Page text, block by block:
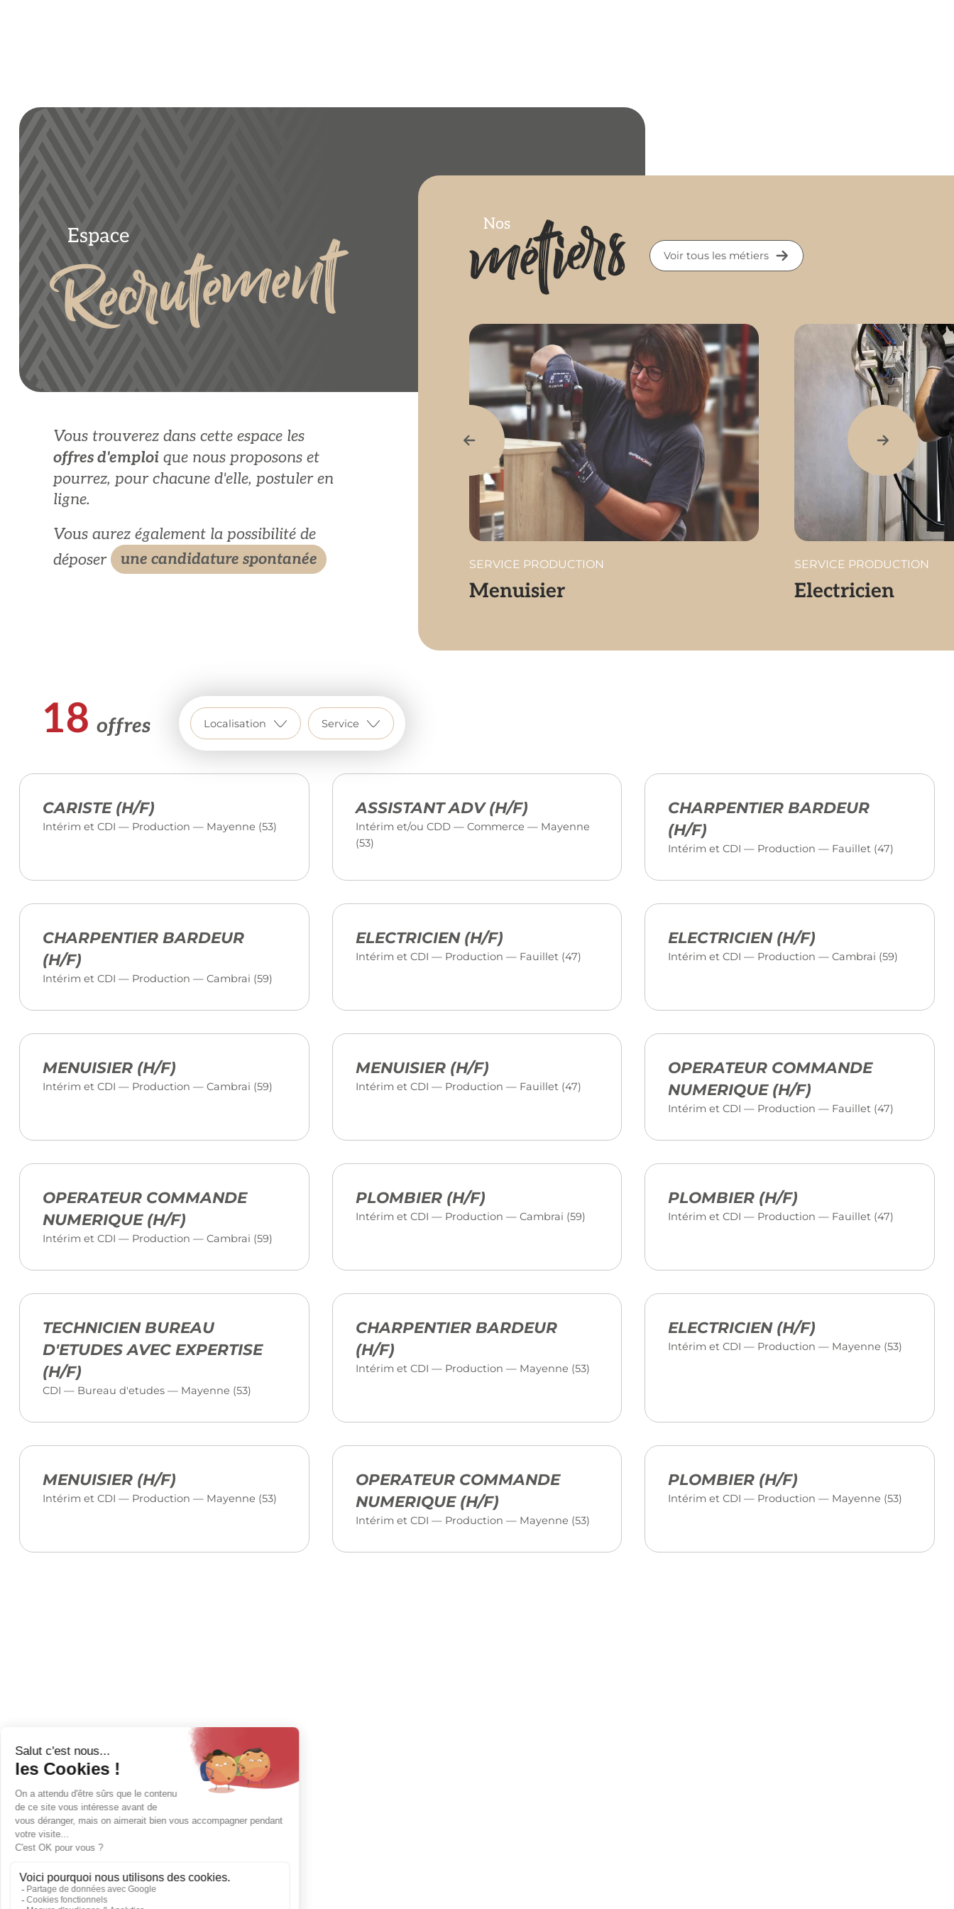
Espace
Recrutement
Vous trouverez dans cette espace les
offres d'emploique nous proposons et
pourrez, pour chacune d'elle, postuler en
ligne.
Vous aurez également la possibilité de
déposer
une candidature spontanée
Nos
métiers Voir tous les métiers
SERVICE PRODUCTION
Menuisier
SERVICE PRODUCTION
Electricien
18 offres Localisation Service
CARISTE (H/F)
Intérim et CDI — Production — Mayenne (53)
ASSISTANT ADV (H/F)
Intérim et/ou CDD — Commerce — Mayenne
(53)
CHARPENTIER BARDEUR
(H/F)
Intérim et CDI — Production — Fauillet (47)
CHARPENTIER BARDEUR
(H/F)
Intérim et CDI — Production — Cambrai (59)
ELECTRICIEN (H/F)
Intérim et CDI — Production — Fauillet (47)
ELECTRICIEN (H/F)
Intérim et CDI — Production — Cambrai (59)
MENUISIER (H/F)
Intérim et CDI — Production — Cambrai (59)
MENUISIER (H/F)
Intérim et CDI — Production — Fauillet (47)
OPERATEUR COMMANDE
NUMERIQUE (H/F)
Intérim et CDI — Production — Fauillet (47)
OPERATEUR COMMANDE
NUMERIQUE (H/F)
Intérim et CDI — Production — Cambrai (59)
PLOMBIER (H/F)
Intérim et CDI — Production — Cambrai (59)
PLOMBIER (H/F)
Intérim et CDI — Production — Fauillet (47)
TECHNICIEN BUREAU
D'ETUDES AVEC EXPERTISE
(H/F)
CDI — Bureau d'etudes — Mayenne (53)
CHARPENTIER BARDEUR
(H/F)
Intérim et CDI — Production — Mayenne (53)
ELECTRICIEN (H/F)
Intérim et CDI — Production — Mayenne (53)
MENUISIER (H/F)
Intérim et CDI — Production — Mayenne (53)
OPERATEUR COMMANDE
NUMERIQUE (H/F)
Intérim et CDI — Production — Mayenne (53)
PLOMBIER (H/F)
Intérim et CDI — Production — Mayenne (53)
Vous êtes un
Professionnel Particulier